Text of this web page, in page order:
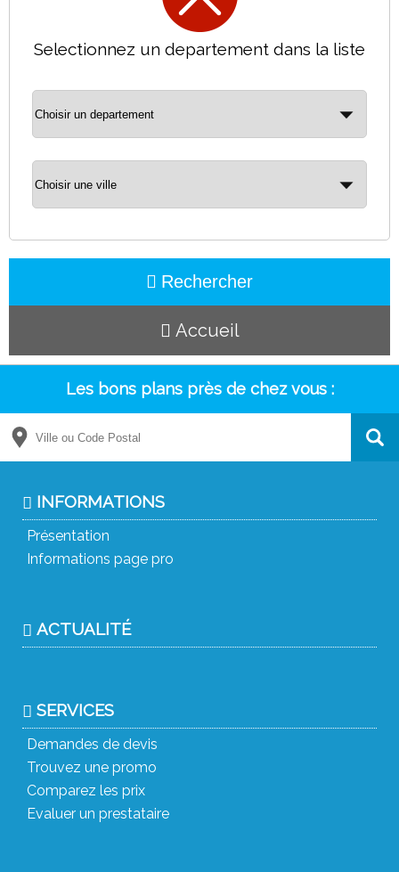
Selectionnez un departement dans la liste
Rechercher
Accueil
Les bons plans près de chez vous :
INFORMATIONS
Présentation
Informations page pro
ACTUALITÉ
SERVICES
Demandes de devis
Trouvez une promo
Comparez les prix
Evaluer un prestataire